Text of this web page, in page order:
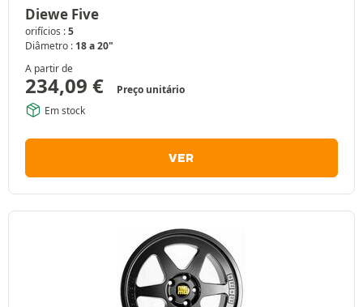
Diewe Five
orifícios :5
Diâmetro : 18 a 20"
A partir de
234,09 €
Preço unitário
Em stock
VER